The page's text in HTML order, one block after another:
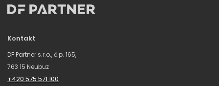
Kontakt
DF Partner s.r.o., č.p. 165,
763 15 Neubuz
+420 575 571 100